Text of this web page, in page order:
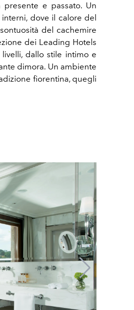
e passato. Un
dove il calore del
del cachemire
dei Leading Hotels
dallo stile intimo e
dimora. Un ambiente
fiorentina, quegli